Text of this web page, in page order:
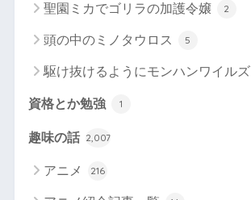
聖園ミカでゴリラの加護令嬢 2
頭の中のミノタウロス 5
駆け抜けるようにモンハンワイルズ
資格とか勉強 1
趣味の話 2,007
アニメ 216